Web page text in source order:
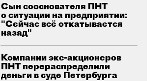
Сын сооснователя ПНТ
о ситуации на предприятии:
"Сейчас всё откатывается
назад"
Компании экс-акционеров
ПНТ перераспределили
деньги в суде Петербурга